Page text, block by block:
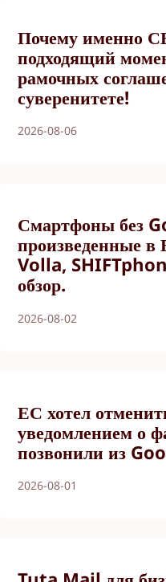
Почему именно
подходящий
рамочных
суверенитете!
2026-08-06
Смартфоны без
произведенные
Volla,
обзор.
2026-08-02
ЕС хотел
уведомлением о
позвонили из
2026-08-01